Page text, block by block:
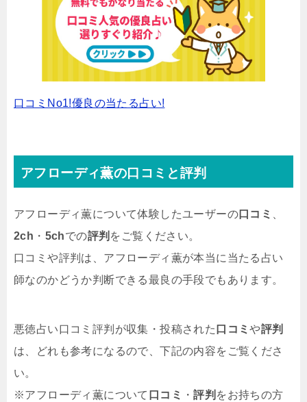
口コミNo1!優良の当たる占い!
アフローディ薫の口コミと評判
アフローディ薫について体験したユーザーの口コミ
2ch ・ 5chでの評判 をご覧ください。
口コミや評判は、アフローディ薫が本当に当たる占い
師なのかどうか判断できる最良の手段でもあります。
悪徳占い口コミ評判が収集・投稿された 口コミや評判
は、どれも参考になるので、下記の内容をご覧くださ
い。
※アフローディ薫について 口コミ ・評判 をお持ちの方